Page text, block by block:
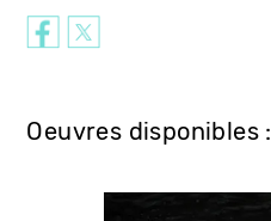
Oeuvres disponibles :